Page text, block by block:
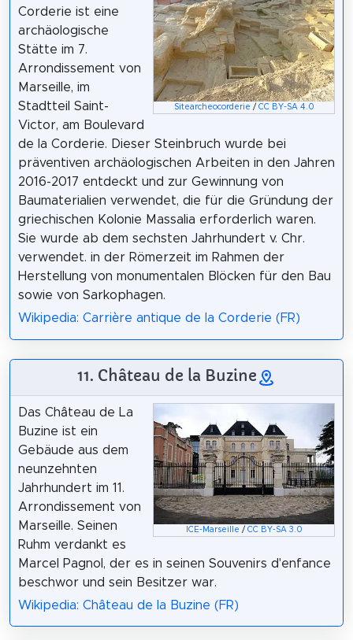
Sitearcheocorderie / CC BY-SA 4.0
Corderie ist eine
archäologische
Stätte im 7.
Arrondissement von
Marseille, im
Stadtteil Saint-
Victor, am Boulevard
de la Corderie. Dieser Steinbruch wurde bei
präventiven archäologischen Arbeiten in den Jahren
2016-2017 entdeckt und zur Gewinnung von
Baumaterialien verwendet, die für die Gründung der
griechischen Kolonie Massalia erforderlich waren.
Sie wurde ab dem sechsten Jahrhundert v. Chr.
verwendet. in der Römerzeit im Rahmen der
Herstellung von monumentalen Blöcken für den Bau
sowie von Sarkophagen.
Wikipedia: Carrière antique de la Corderie (FR)
11. Château de la Buzine
ICE-Marseille / CC BY-SA 3.0
Das Château de La
Buzine ist ein
Gebäude aus dem
neunzehnten
Jahrhundert im 11.
Arrondissement von
Marseille. Seinen
Ruhm verdankt es
Marcel Pagnol, der es in seinen Souvenirs d'enfance
beschwor und sein Besitzer war.
Wikipedia: Château de la Buzine (FR)